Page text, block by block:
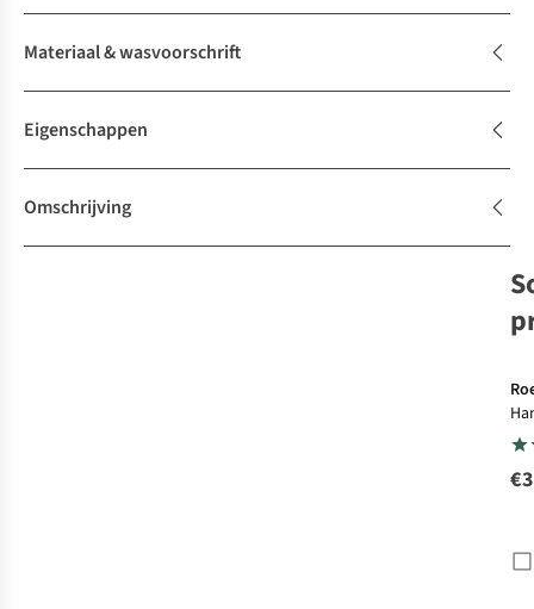
Materiaal & wasvoorschrift
Eigenschappen
Omschrijving